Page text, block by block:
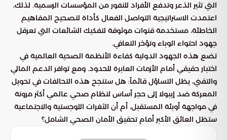
التي تثير الذعر وتدفع الأفراد للنفور من المؤسسات الرسمية. لذلك،
اعتمدت الاستراتيجية التواصل الفعال كأداة لتصحيح المفاهيم
الخاطئة، مستخدمة قنوات موثوقة لتفكيك الشائعات التي تعرقل
جهود احتواء الوباء وتؤخر التعافي.
تضع هذه الجهود الدولية كفاءة الأنظمة الصحية العالمية في
اختبار حقيقي أمام الأزمات العابرة للحدود. ومع توافر الدعم المالي
والتقني، يظل التساؤل قائماً: هل ستنجح هذه التحالفات في تحويل
المعركة ضد إيبولا إلى حجر أساس لنظام صحي عالمي أكثر مرونة
في مواجهة أوبئة المستقبل، أم أن الثغرات اللوجستية والاجتماعية
ستظل العائق الأكبر أمام تحقيق الأمان الصحي الشامل؟